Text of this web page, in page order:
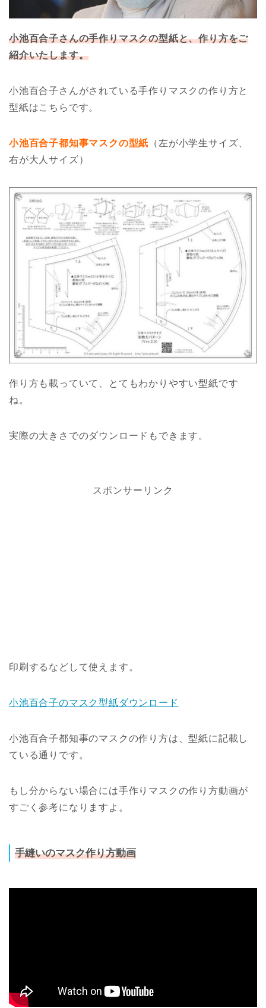
小池百合子さんの手作りマスクの型紙と、作り方をご
紹介いたします。
小池百合子さんがされている手作りマスクの作り方と
型紙はこちらです。
小池百合子都知事マスクの型紙 （左が小学生サイズ、
右が大人サイズ）
作り方も載っていて、とてもわかりやすい型紙です
ね。
実際の大きさでのダウンロードもできます。
スポンサーリンク
印刷するなどして使えます。
小池百合子のマスク型紙ダウンロード
小池百合子都知事のマスクの作り方は、型紙に記載し
ている通りです。
もし分からない場合には手作りマスクの作り方動画が
すごく参考になりますよ。
手縫いのマスク作り方動画